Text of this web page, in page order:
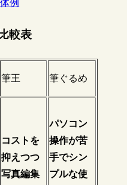
例
較表
筆王 筆ぐるめ
コストを
抑えつつ
写真編集
パソコン
操作が苦
手でシン
プルな使